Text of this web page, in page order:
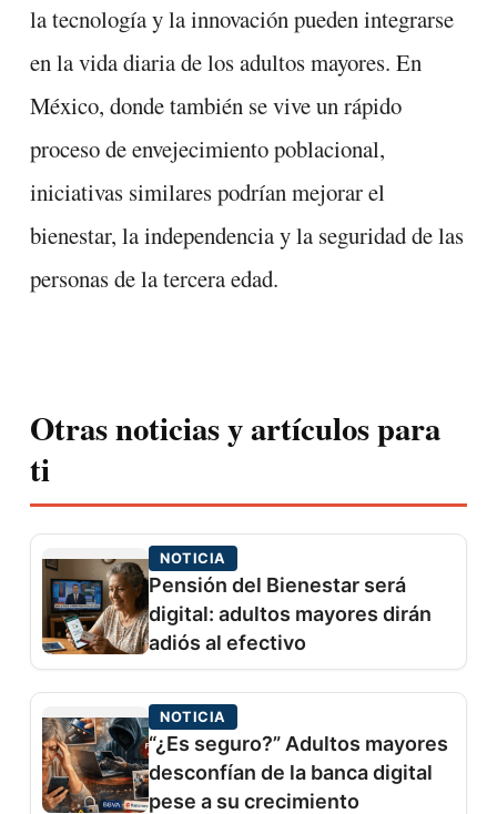
la tecnología y la innovación pueden integrarse
en la vida diaria de los adultos mayores. En
México, donde también se vive un rápido
proceso de envejecimiento poblacional,
iniciativas similares podrían mejorar el
bienestar, la independencia y la seguridad de las
personas de la tercera edad.
Otras noticias y artículos para
ti
NOTICIA
Pensión del Bienestar será
digital: adultos mayores dirán
adiós al efectivo
NOTICIA
“¿Es seguro?” Adultos mayores
desconfían de la banca digital
pese a su crecimiento